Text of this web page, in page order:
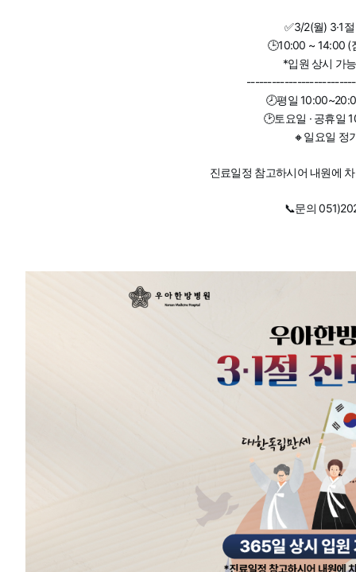
✅3/2(월) 3·1
🕒10:00 ~ 14:00 (
*입원 상시 가
🕗평일
🕑토요일 · 공휴일
🔸일요일 정
진료일정 참고하시어 내원에
📞문의